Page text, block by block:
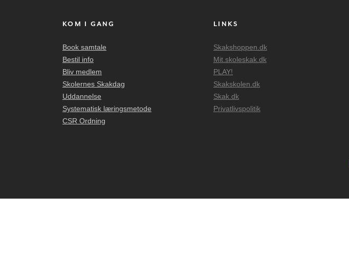
KOM I GANG
Book samtale
Bestil info
Bliv medlem
Skolernes Skakdag
Uddannelse
Systematisk læringsmetode
CSR Ordning
LINKS
Skakshoppen.dk
Mit.skoleskak.dk
PLAY!
Skakskolen.dk
Skak.dk
Privatlivspolitik